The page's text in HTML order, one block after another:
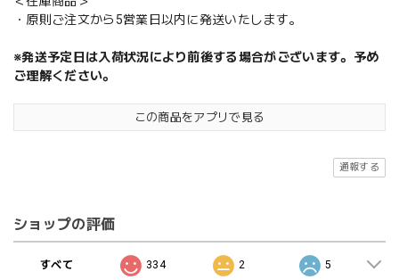
・原則ご注文から5営業日以内に発送いたします。
※発送予定日は入荷状況により前後する場合がございます。予め
ご理解ください。
この商品をアプリで見る
通報する
ショップの評価
すべて 334 2 5